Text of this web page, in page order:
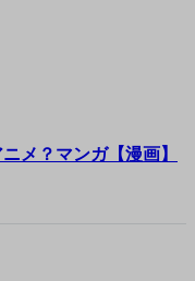
メ？マンガ【漫画】